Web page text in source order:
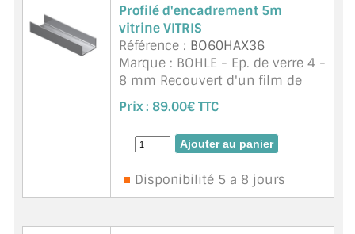
Profilé d'encadrement 5m
vitrine VITRIS
Référence : BO60HAX36
Marque : BOHLE - Ep. de verre 4 -
8 mm Recouvert d'un film de
protection
Prix : 89.00€ TTC
Disponibilité 5 a 8 jours